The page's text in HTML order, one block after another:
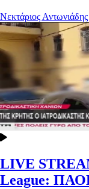
Νεκτάριος Αντωνιάδης
LIVE
League: